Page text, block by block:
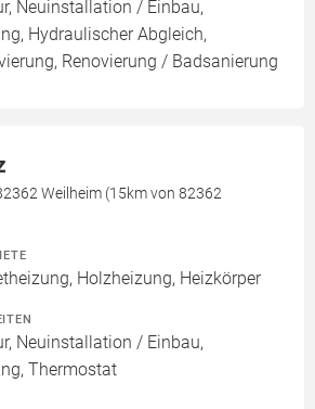
Neuinstallation / Einbau,
Hydraulischer Abgleich,
Renovierung / Badsanierung
Weilheim (15km von 82362
Holzheizung, Heizkörper
Neuinstallation / Einbau,
Thermostat